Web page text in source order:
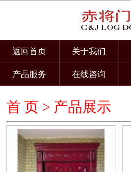
返回首页 关于我们
产品服务 在线咨询
首 页 > 产品展示